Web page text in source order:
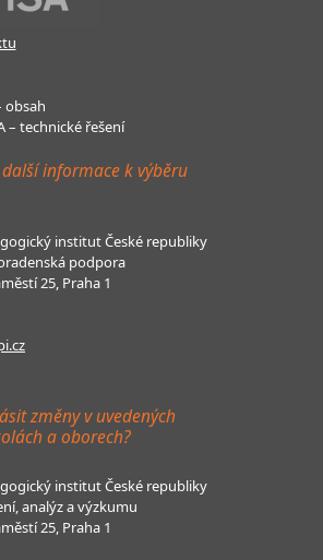
obsah
– technické řešení
informace k výběru
institut České republiky
podpora
25, Praha 1
změny v uvedených
a oborech?
institut České republiky
analýz a výzkumu
25, Praha 1